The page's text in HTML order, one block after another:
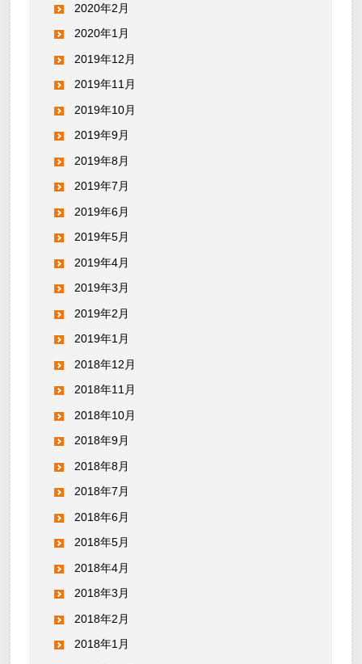
2020年2月
2020年1月
2019年12月
2019年11月
2019年10月
2019年9月
2019年8月
2019年7月
2019年6月
2019年5月
2019年4月
2019年3月
2019年2月
2019年1月
2018年12月
2018年11月
2018年10月
2018年9月
2018年8月
2018年7月
2018年6月
2018年5月
2018年4月
2018年3月
2018年2月
2018年1月